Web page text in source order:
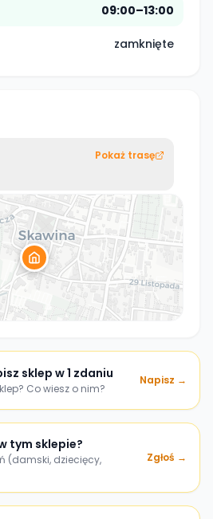
09:00–13:00
zamknięte
Pokaż trasę
sklep w 1 zdaniu
Co wiesz o nim?
Napisz →
tym sklepie?
(damski, dziecięcy,
Zgłoś →